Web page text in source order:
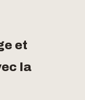
et
la